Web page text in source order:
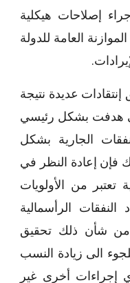
إصلاحات هيكلية
العامة للدولة
عديدة نتيجة
هدفت بشكل رئيسي
الجارية بشكل
فإن إعادة النظر في
تعتبر من الأولويات
الرأسمالية
من شأن ذلك تحقيق
الى زيادة النسب
إجراءات أخرى غير